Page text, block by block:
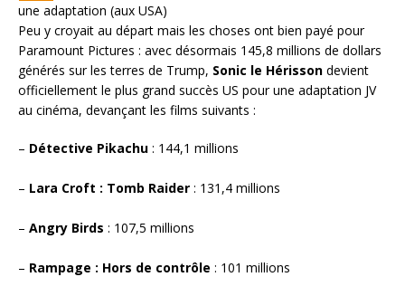
une adaptation (aux USA)
Peu y croyait au départ mais les choses ont bien payé pour
Paramount Pictures : avec désormais 145,8 millions de dollars
générés sur les terres de Trump, Sonic le Hérisson devient
officiellement le plus grand succès US pour une adaptation JV
au cinéma, devançant les films suivants :
– Détective Pikachu : 144,1 millions
– Lara Croft : Tomb Raider : 131,4 millions
– Angry Birds : 107,5 millions
– Rampage : Hors de contrôle : 101 millions